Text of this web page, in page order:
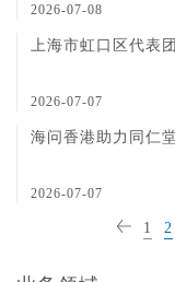
2026-07-08
上海市虹口区代表
2026-07-07
海问香港助力同仁
2026-07-07
1 2